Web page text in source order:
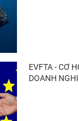
Trung Quốc tăng
EVFTA - CƠ
DOANH